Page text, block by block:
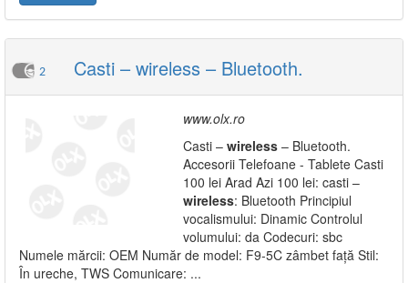
2 Casti – wireless – Bluetooth.
www.olx.ro
Casti – wireless – Bluetooth.
Accesorii Telefoane - Tablete Casti
100 lei Arad Azi 100 lei: casti –
wireless: Bluetooth Principiul
vocalismului: Dinamic Controlul
volumului: da Codecuri: sbc
Numele mărcii: OEM Număr de model: F9-5C zâmbet față Stil:
În ureche, TWS Comunicare: ...